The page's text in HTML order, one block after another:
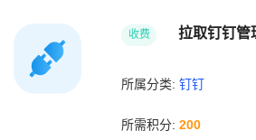
收费 拉取钉钉管
所属分类:钉钉
所需积分:200